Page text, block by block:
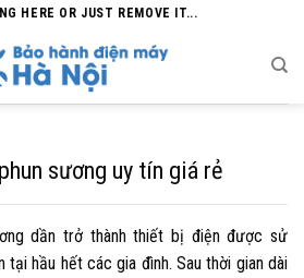
HERE OR JUST REMOVE IT...
sương uy tín giá rẻ
dần trở thành thiết bị điện được sử
tại hầu hết các gia đình. Sau thời gian dài